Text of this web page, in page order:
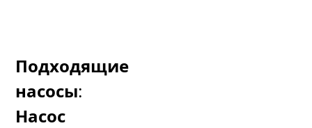
Подходящие
насосы:
Насос